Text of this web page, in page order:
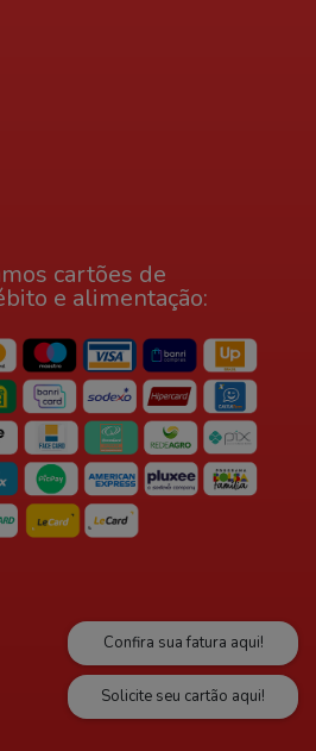
cartões de
e alimentação:
Confira sua fatura aqui!
Solicite seu cartão aqui!